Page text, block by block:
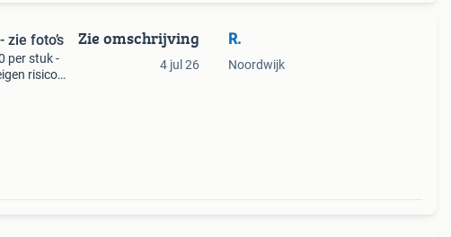
foto’s
per stuk -
risico
Zie omschrijving
4 jul 26
R.
Noordwijk